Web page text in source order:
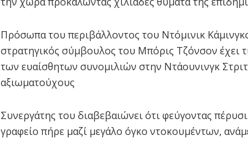
Πρόσωπα του περιβάλλοντος του Ντόμινικ
στρατηγικός σύμβουλος του Μπόρις Τζόνσον έχει
των ευαίσθητων συνομιλιών στην Ντάουνινγκ
αξιωματούχους
Συνεργάτης του διαβεβαιώνει ότι φεύγοντας
γραφείο πήρε μαζί μεγάλο όγκο ντοκουμέντων,